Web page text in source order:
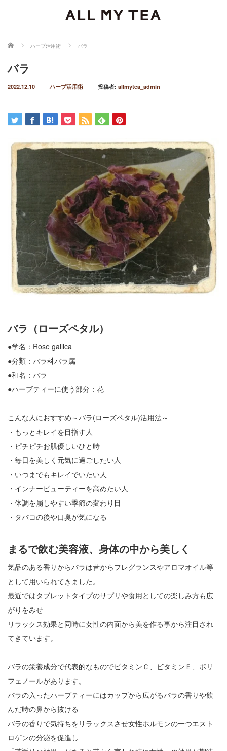
ホーム ハーブ活用術 バラ
バラ
2022.12.10 ハーブ活用術 投稿者: allmytea_admin
バラ（ローズペタル）
●学名：Rose gallica
●分類：バラ科バラ属
●和名：バラ
●ハーブティーに使う部分：花
こんな人におすすめ～バラ(ローズペタル)活用法～
・もっとキレイを目指す人
・ピチピチお肌優しいひと時
・毎日を美しく元気に過ごしたい人
・いつまでもキレイでいたい人
・インナービューティーを高めたい人
・体調を崩しやすい季節の変わり目
・タバコの後や口臭が気になる
まるで飲む美容液、身体の中から美しく
気品のある香りからバラは昔からフレグランスやアロマオイル等
として用いられてきました。
最近ではタブレットタイプのサプリや食用としての楽しみ方も広
がりをみせ
リラックス効果と同時に女性の内面から美を作る事から注目され
てきています。
バラの栄養成分で代表的なものでビタミンＣ、ビタミンＥ、ポリ
フェノールがあります。
バラの入ったハーブティーにはカップから広がるバラの香りや飲
んだ時の鼻から抜ける
バラの香りで気持ちをリラックスさせ女性ホルモンの一つエスト
ロゲンの分泌を促進し